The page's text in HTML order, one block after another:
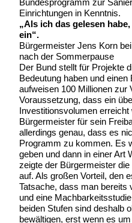
Einrichtungen in Kenntnis.
„Als ich das gelesen
ein“.
Bürgermeister Jens Korn
nach der Sommerpause
Der Bund stellt für Projekte
Bedeutung haben und
aufweisen 100 Millionen zur
Voraussetzung, dass ein
Investitionsvolumen erreicht
Bürgermeister für sein
allerdings genau, dass es
Programm zu kommen. Es
geben und dann in einer Art
zeigte der Bürgermeister
auf. Als großen Vorteil, den
Tatsache, dass man
und eine
beiden Stufen sind deshalb
bewältigen, erst wenn es